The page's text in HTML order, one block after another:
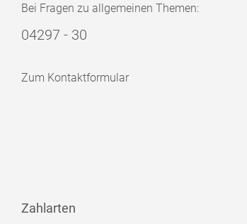
Bei Fragen zu allgemeinen Themen:
04297 - 30
Zum Kontaktformular
Zahlarten